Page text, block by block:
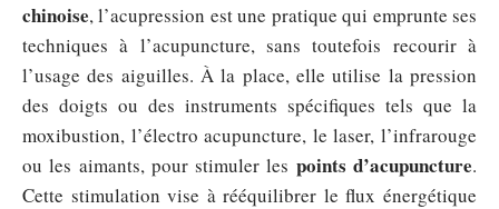
chinoise, l’acupression est une pratique qui emprunte ses
techniques à l’acupuncture, sans toutefois recourir à
l’usage des aiguilles. À la place, elle utilise la pression
des doigts ou des instruments spécifiques tels que la
moxibustion, l’électro acupuncture, le laser, l’infrarouge
ou les aimants, pour stimuler les points d’acupuncture.
Cette stimulation vise à rééquilibrer le flux énergétique